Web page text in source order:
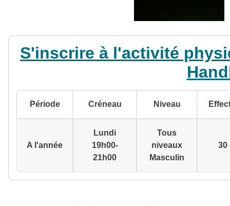
S'inscrire à l'activité
Période Créneau Niveau
A l'année
Lundi
19h00-
21h00
Tous
niveaux
Masculin
30